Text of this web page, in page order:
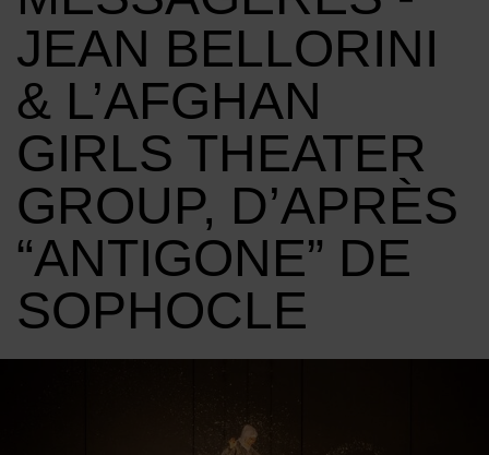
JEAN BELLORINI
& L’AFGHAN
GIRLS THEATER
GROUP, D’APRÈS
“ANTIGONE” DE
SOPHOCLE